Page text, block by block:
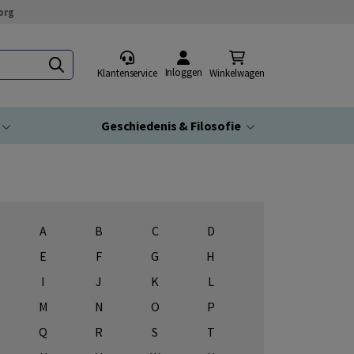
Klantenservice Inloggen Winkelwagen
Geschiedenis & Filosofie
A B C
D
E
F G
H
I
J K
L
M
N O
P
Q
R S
T